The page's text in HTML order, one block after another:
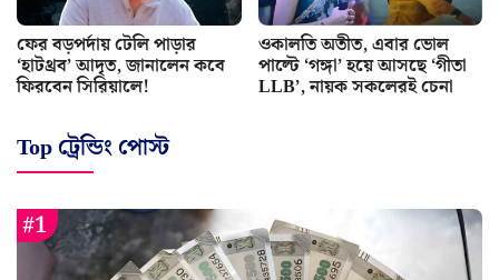
ফের বড়পর্দায় টেলি পাড়ার
‘হাটথ্রব’ আদৃত, জানালেন কবে
ফিরবেন সিরিয়ালে!
ওকালতি অতীত, এবার ভোল
পাল্টে ‘গঙ্গা’ হয়ে আসছে ‘গীতা
LLB’, নায়ক সকলেরই চেনা
Top ট্রেন্ডিং পোস্ট